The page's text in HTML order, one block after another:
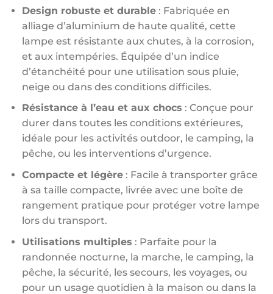
Design robuste et durable: Fabriquée en
alliage d’aluminium de haute qualité, cette
lampe est résistante aux chutes, à la corrosion,
et aux intempéries. Équipée d’un indice
d’étanchéité pour une utilisation sous pluie,
neige ou dans des conditions difficiles.
Résistance à l’eau et aux chocs : Conçue pour
durer dans toutes les conditions extérieures,
idéale pour les activités outdoor, le camping, la
pêche, ou les interventions d’urgence.
Compacte et légère: Facile à transporter grâce
à sa taille compacte, livrée avec une boîte de
rangement pratique pour protéger votre lampe
lors du transport.
Utilisations multiples : Parfaite pour la
randonnée nocturne, la marche, le camping, la
pêche, la sécurité, les secours, les voyages, ou
pour un usage quotidien à la maison ou dans la